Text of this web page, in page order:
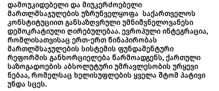
დამოუკიდებელი და მიუკერძოებელი
მართლმსაჯულების უზრუნველყოფა საქართველოს
კონსტიტუციით განსაზღვრული უმნიშვნელოვანესი
დემოკრატიული ღირებულებაა. ევროპული ინტეგრაცია,
რომლისათვისაც ერთ-ერთ წინაპირობას
მართლმსაჯულების სისტემის ფუნდამენტური
რეფორმის განხორციელება წარმოადგენს, ქართული
საზოგადოების აბსოლუტური უმრავლესობის ურყევი
ნებაა, რომელსაც ხელისუფლების ყველა შტომ პატივი
უნდა სცეს.